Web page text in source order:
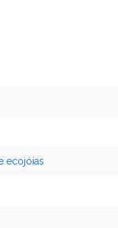
ecojóias